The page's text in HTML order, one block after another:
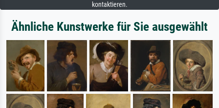
kontaktieren.
Ähnliche Kunstwerke für Sie ausgewählt